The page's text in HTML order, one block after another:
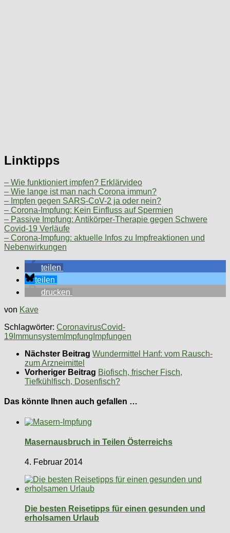
Linktipps
– Wie funktioniert impfen? Erklärvideo
– Wie lange ist man nach Corona immun?
– Impfen gegen SARS-CoV-2 ja oder nein?
– Corona-Impfung: Kein Einfluss auf Spermien
– Passive Impfung: Antikörper-Therapie gegen Schwere
Covid-19 Verläufe
– Corona-Impfung: aktuelle Infos zu Impfreaktionen und
Nebenwirkungen
teilen
teilen
drucken
von Kave
Schlagwörter: CoronavirusCovid-
19 Immunsystem Impfung Impfungen
Nächster Beitrag Wundermittel Hanf: vom Rausch-
zum Arzneimittel
Vorheriger Beitrag Biofisch, frischer Fisch,
Tiefkühlfisch, Dosenfisch?
Das könnte Ihnen auch gefallen …
Masernausbruch in Teilen Österreichs
4. Februar 2014
Die besten Reisetipps für einen gesunden und
erholsamen Urlaub